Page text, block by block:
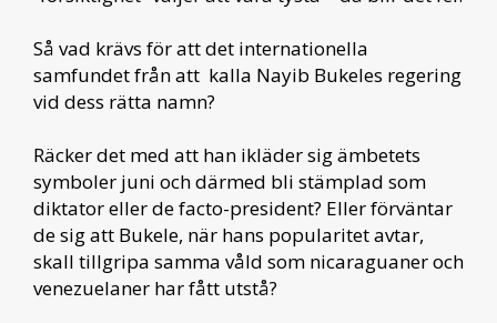
Så vad krävs för att det internationella
samfundet från att kalla Nayib Bukeles regering
vid dess rätta namn?
Räcker det med att han ikläder sig ämbetets
symboler juni och därmed bli stämplad som
diktator eller de facto-president? Eller förväntar
de sig att Bukele, när hans popularitet avtar,
skall tillgripa samma våld som nicaraguaner och
venezuelaner har fått utstå?